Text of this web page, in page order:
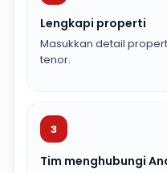
Lengkapi properti
Masukkan detail
tenor.
3
Tim menghubungi